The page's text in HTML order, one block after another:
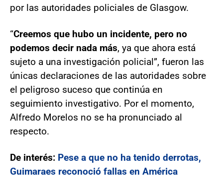
por las autoridades policiales de Glasgow.
“Creemos que hubo un incidente, pero no
podemos decir nada más, ya que ahora está
sujeto a una investigación policial”, fueron las
únicas declaraciones de las autoridades sobre
el peligroso suceso que continúa en
seguimiento investigativo. Por el momento,
Alfredo Morelos no se ha pronunciado al
respecto.
De interés: Pese a que no ha tenido derrotas,
Guimaraes reconoció fallas en América